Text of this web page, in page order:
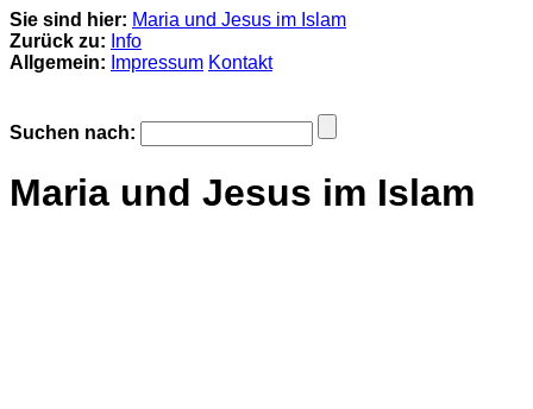
Sie sind hier: Maria und Jesus im Islam
Zurück zu: Info
Allgemein: Impressum Kontakt
Suchen nach:
Maria und Jesus im Islam